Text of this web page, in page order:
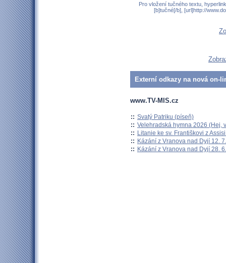
Pro vložení tučného textu,
[b]tučné[/b], [url]http://
Externí odkazy na nová on-
www.TV-MIS.cz
:: Svatý Patriku (píseň)
:: Velehradská hymna 2026 (Hej,
:: Litanie ke sv. Františkovi z
:: Kázání z Vranova nad Dyjí 12.
:: Kázání z Vranova nad Dyjí 28.